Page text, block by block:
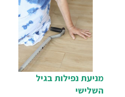
מניעת נפילות בגיל
השלישי